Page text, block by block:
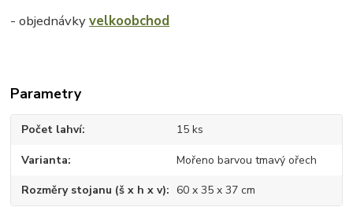
- objednávkyvelkoobchod
Parametry
Počet lahví 15 ks
Varianta Mořeno barvou tmavý ořech
Rozměry stojanu (š x h x v) 60 x 35 x 37 cm